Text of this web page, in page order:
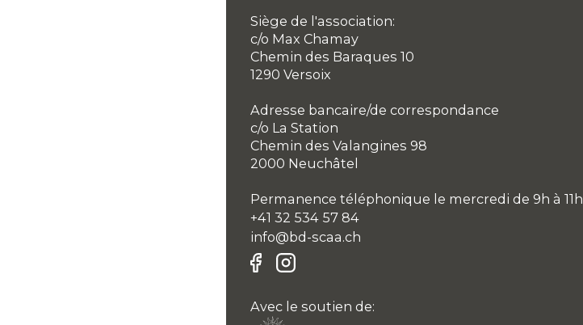
Siège de l'association:
c/o Max Chamay
Chemin des Baraques 10
1290 Versoix
Adresse bancaire/de correspondance
c/o La Station
Chemin des Valangines 98
2000 Neuchâtel
Permanence téléphonique le mercredi de 9h à 11h
+41 32 534 57 84
info@bd-scaa.ch
Avec le soutien de: